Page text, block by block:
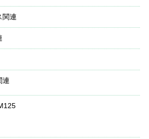
関連
連